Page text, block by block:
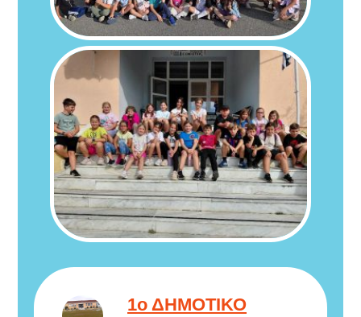
1ο ΔΗΜΟΤΙΚΟ